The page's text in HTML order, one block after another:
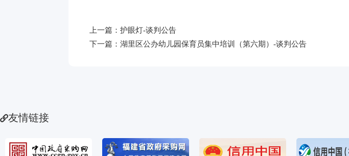
上一篇： 护眼灯-谈判公告
下一篇： 湖里区公办幼儿园保育员集中培训（第六期）-谈判公告
友情链接